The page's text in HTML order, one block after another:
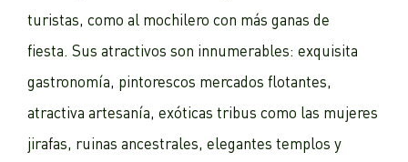
turistas, como al mochilero con más ganas de
fiesta. Sus atractivos son innumerables: exquisita
gastronomía, pintorescos mercados flotantes,
atractiva artesanía, exóticas tribus como las mujeres
jirafas, ruinas ancestrales, elegantes templos y